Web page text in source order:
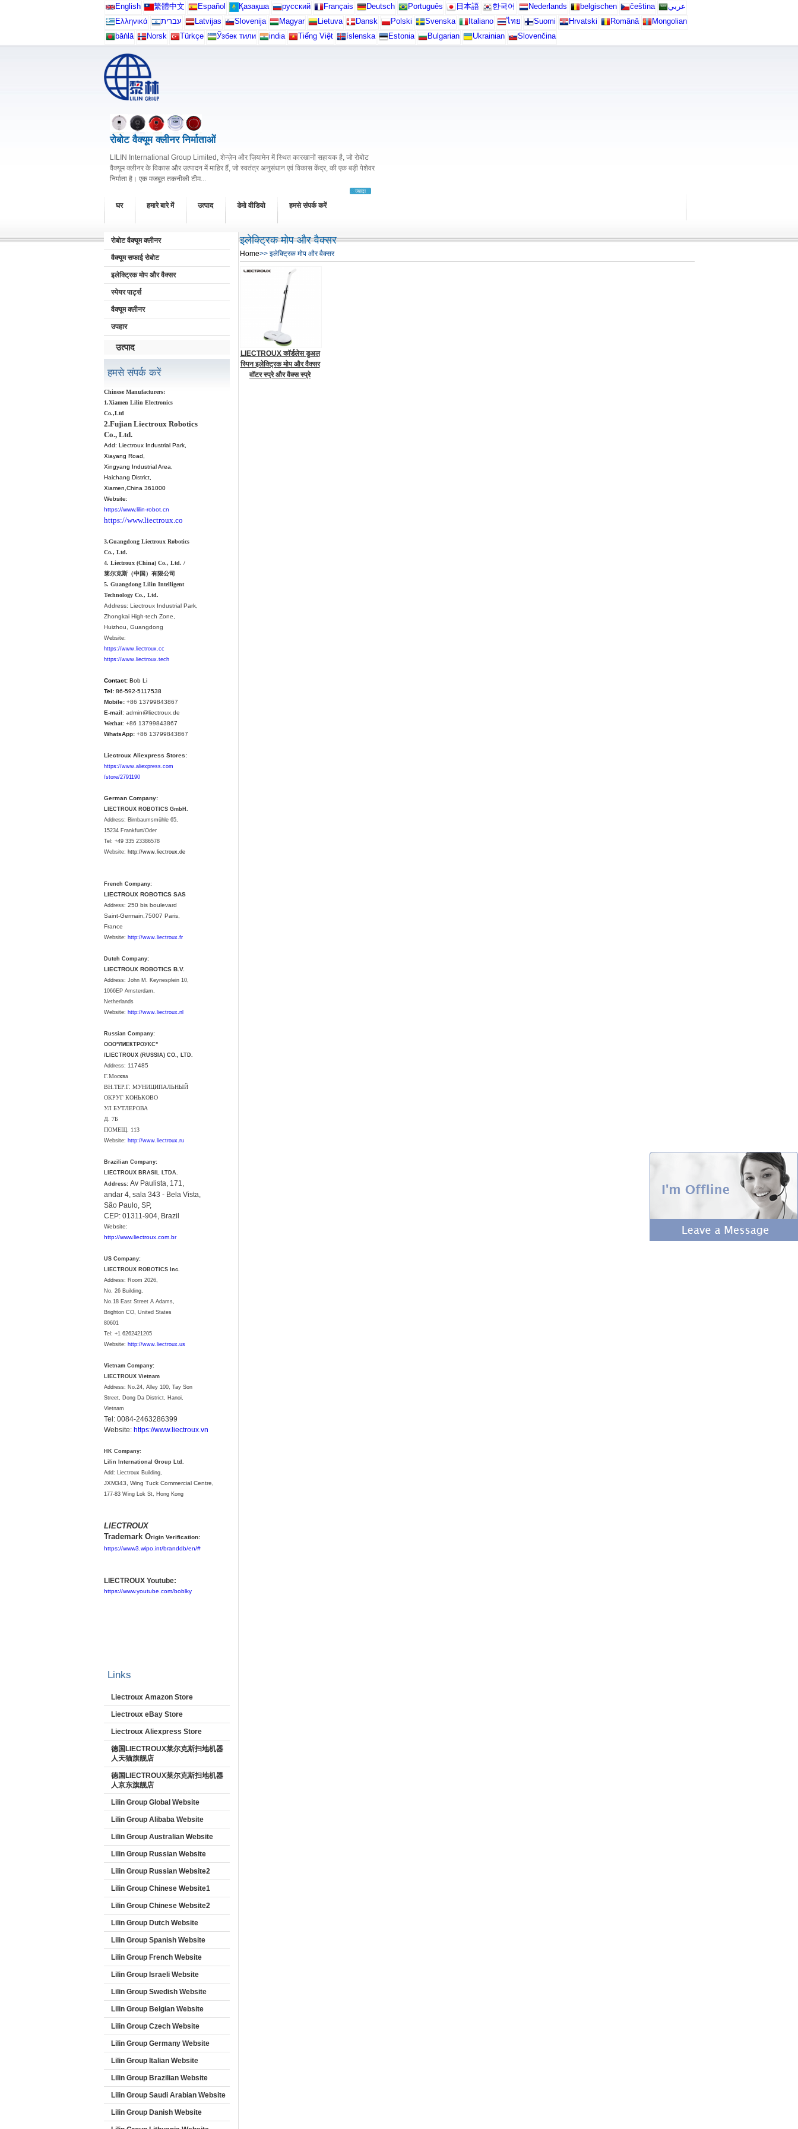
English 繁體中文 Español Қазақша русский Français Deutsch Português 日本語 한국어 Nederlands belgischen čeština
عربي
Ελληνικά
עברית Latvijas Slovenija Magyar Lietuva Dansk Polski Svenska Italiano ไทย Suomi Hrvatski Română
Mongolian
bāṅlā
Norsk Türkçe Ўзбек тили india Tiếng Việt íslenska Estonia Bulgarian Ukrainian Slovenčina
रोबोट वैक्यूम क्लीनर निर्माताओं
LILIN International Group Limited, शेन्ज़ेन और ज़ियामेन में स्थित कारखानों सहायक है, जो रोबोट
वैक्यूम क्लीनर के विकास और उत्पादन में माहिर हैं, जो स्वतंत्र अनुसंधान एवं विकास केंद्र, की एक बड़ी पेशेवर
निर्माता है। एक मजबूत तकनीकी टीम...
ज्यादा
घर हमारे बारे में उत्पाद डेमो वीडियो हमसे संपर्क करें
रोबोट वैक्यूम क्लीनर
वैक्यूम सफाई रोबोट
इलेक्ट्रिक मोप और वैक्सर
स्पेयर पार्ट्स
वैक्यूम क्लीनर
उपहार
उत्पाद
हमसे संपर्क करें
Chinese Manufacturers:
1.Xiamen Lilin Electronics
Co.,Ltd
2.Fujian Liectroux Robotics
Co., Ltd.
Add: Liectroux Industrial Park,
Xiayang Road,
Xingyang Industrial Area,
Haichang District,
Xiamen ,China 361000
Website:
https://www.lilin-robot.cn
https://www.liectroux.co
3.Guangdong Liectroux Robotics
Co., Ltd.
4. Liectroux (China) Co., Ltd. /
莱尔克斯（中国）有限公司
5. Guangdong Lilin Intelligent
Technology Co., Ltd.
Address: Liectroux Industrial Park,
Zhongkai High-tech Zone,
Huizhou, Guangdong
Website:
https://www.liectroux.cc
https://www.liectroux.tech
Contact:Bob Li
Tel:86-592-5117538
Mobile:+86 13799843867
E-mail: admin@liectroux.de
Wechat: +86 13799843867
WhatsApp:+86 13799843867
Liectroux Aliexpress Stores:
https://www.aliexpress.com
/store/2791190
German Company:
LIECTROUX ROBOTICS GmbH.
Address: Birnbaumsmühle 65,
15234 Frankfurt/Oder
Tel: +49 335 23386578
Website: http://www.liectroux.de
French Company:
LIECTROUX ROBOTICS SAS
Address: 250 bis boulevard
Saint-Germain,75007 Paris,
France
Website: http://www.liectroux.fr
Dutch Company:
LIECTROUX ROBOTICS B.V.
Address: John M. Keynesplein 10,
1066EP Amsterdam,
Netherlands
Website: http://www.liectroux.nl
Russian Company:
ООО"ЛИЕКТРОУКС"
/LIECTROUX (RUSSIA) CO., LTD.
Address: 117485
Г.Москва
ВН.ТЕР.Г. МУНИЦИПАЛЬНЫЙ
ОКРУГ КОНЬКОВО
УЛ БУТЛЕРОВА
Д. 7Б
ПОМЕЩ. 113
Website: http://www.liectroux.ru
Brazilian Company:
LIECTROUX BRASIL LTDA.
Address: Av Paulista, 171,
andar 4, sala 343 - Bela Vista,
São Paulo, SP,
CEP: 01311-904, Brazil
Website:
http://www.liectroux.com.br
US Company:
LIECTROUX ROBOTICS Inc.
Address: Room 2026,
No. 26 Building,
No.18 East Street A Adams,
Brighton CO, United States
80601
Tel: +1 6262421205
Website: http://www.liectroux.us
Vietnam Company:
LIECTROUX Vietnam
Address: No.24, Alley 100, Tay Son
Street, Dong Da District, Hanoi,
Vietnam
Tel: 0084-2463286399
Website: https://www.liectroux.vn
HK Company:
Lilin International Group Ltd.
Add: Liectroux Building,
JXM343, Wing Tuck Commercial Centre,
177-83 Wing Lok St, Hong Kong
LIECTROUX
Trademark Origin Verification:
https://www3.wipo.int/branddb/en/#
LIECTROUX Youtube:
https://www.youtube.com/boblky
Links
Liectroux Amazon Store
Liectroux eBay Store
Liectroux Aliexpress Store
德国LIECTROUX莱尔克斯扫地机器
人天猫旗舰店
德国LIECTROUX莱尔克斯扫地机器
人京东旗舰店
Lilin Group Global Website
Lilin Group Alibaba Website
Lilin Group Australian Website
Lilin Group Russian Website
Lilin Group Russian Website2
Lilin Group Chinese Website1
Lilin Group Chinese Website2
Lilin Group Dutch Website
Lilin Group Spanish Website
Lilin Group French Website
Lilin Group Israeli Website
Lilin Group Swedish Website
Lilin Group Belgian Website
Lilin Group Czech Website
Lilin Group Germany Website
Lilin Group Italian Website
Lilin Group Brazilian Website
Lilin Group Saudi Arabian Website
Lilin Group Danish Website
इलेक्ट्रिक मोप और वैक्सर
Home>> इलेक्ट्रिक मोप और वैक्सर
LIECTROUX कॉर्डलेस डुअल
स्पिन इलेक्ट्रिक मोप और वैक्सर
वॉटर स्प्रे और वैक्स स्प्रे